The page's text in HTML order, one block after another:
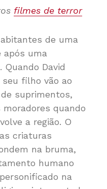
filmes de terror
de uma
após uma
David
seu filho vão ao
suprimentos,
quando
a região. O
criaturas
na bruma,
humano
na